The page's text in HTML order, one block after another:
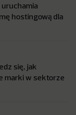
hostingową dla
się, jak
marki w sektorze